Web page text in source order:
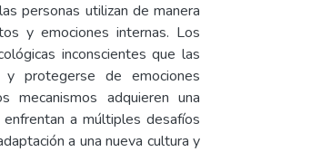
personas utilizan de manera
y emociones internas. Los
inconscientes que las
protegerse de emociones
adquieren una
a múltiples desafíos
a una nueva cultura y